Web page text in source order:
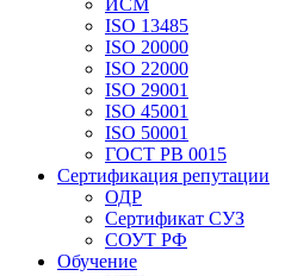
ИСМ
ISO 13485
ISO 20000
ISO 22000
ISO 29001
ISO 45001
ISO 50001
ГОСТ РВ 0015
Сертификация репутации
ОДР
Сертификат СУЗ
СОУТ РФ
Обучение